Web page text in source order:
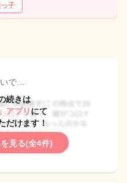
子
で…
続きは
アプリ にて
だけます！
見る(全4件)